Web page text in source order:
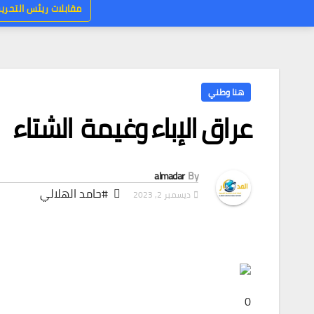
مقابلات ريئس
هنا وطني
عراق الإباء وغيمة الشتاء
By
almadar
ديسمبر 2, 2023 #حامد الهلالي
0